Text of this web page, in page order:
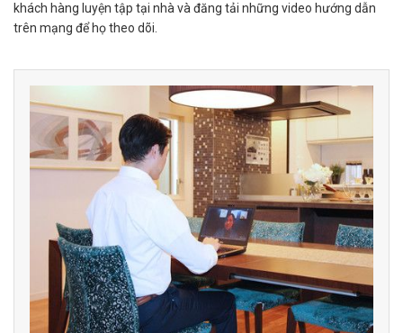
khách hàng luyện tập tại nhà và đăng tải những video hướng dẫn
trên mạng để họ theo dõi.